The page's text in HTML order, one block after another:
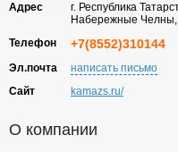
Адрес
г. Республика
Набережные Челны,
Телефон
+7(8552)310144
Эл.почта
написать письмо
Сайт
kamazs.ru/
О компании